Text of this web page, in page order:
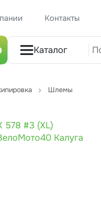
Контакты
Каталог
Шлемы